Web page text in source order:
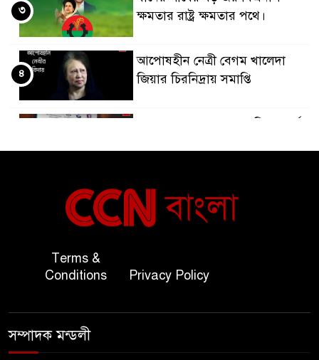
ক্ষমতার রাষ্ট্র ক্ষমতার পথে।
৩
আপোষহীন নেত্রী বেগম খালেদা
জিয়ার চিরনিদ্রায় সমাপ্তি
৪
জাপান-বাংলাদেশ সহযোগিতা কার্বন
বাংলাদেশ ও কুয়েত: সেনাপ্রধান এবং
সহ-পররাষ্ট্রমন্ত্রীর সৌজন্য সাক্ষাৎ
অতিরিক্ত পুলিশ মহাপরিদর্শক
বিপিআই-এর জ্বালানি প্রশিক্ষণ
Terms &
Conditions
Privacy Policy
সম্পাদক মন্ডলী